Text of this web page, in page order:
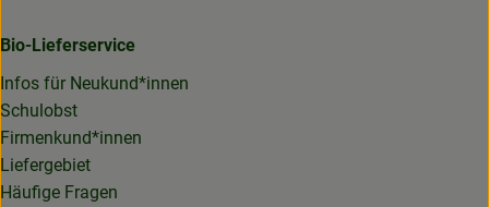
Bio-Lieferservice
Infos für Neukund*innen
Schulobst
Firmenkund*innen
Liefergebiet
Häufige Fragen